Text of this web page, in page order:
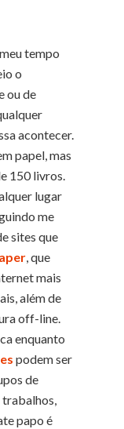
tempo
o
ou de
acontecer.
papel, mas
150 livros.
lugar
me
sites que
, que
mais
além de
off-line.
enquanto
podem ser
de
papo é